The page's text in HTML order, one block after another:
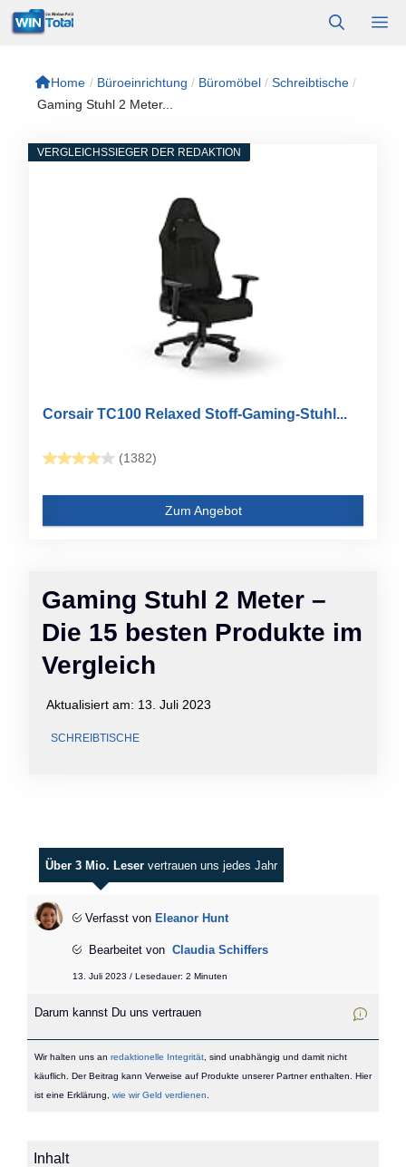
Zum
Inhalt
Home / Büroeinrichtung / Büromöbel / Schreibtische /
Gaming Stuhl 2 Meter...
Gaming Stuhl 2 Meter –
Die 15 besten Produkte im
Vergleich
Aktualisiert am: 13. Juli 2023
SCHREIBTISCHE
VERGLEICHSSIEGER DER REDAKTION
Corsair TC100 Relaxed Stoff-Gaming-Stuhl...
(1382)
Zum Angebot
Über 3 Mio. Leser vertrauen uns jedes Jahr
Verfasst von Eleanor Hunt
Bearbeitet von Claudia Schiffers
13. Juli 2023 / Lesedauer: 2 Minuten
Darum kannst Du uns vertrauen
Wir halten uns an redaktionelle Integrität, sind unabhängig und damit nicht
käuflich. Der Beitrag kann Verweise auf Produkte unserer Partner enthalten. Hier
ist eine Erklärung, wie wir Geld verdienen
Inhalt